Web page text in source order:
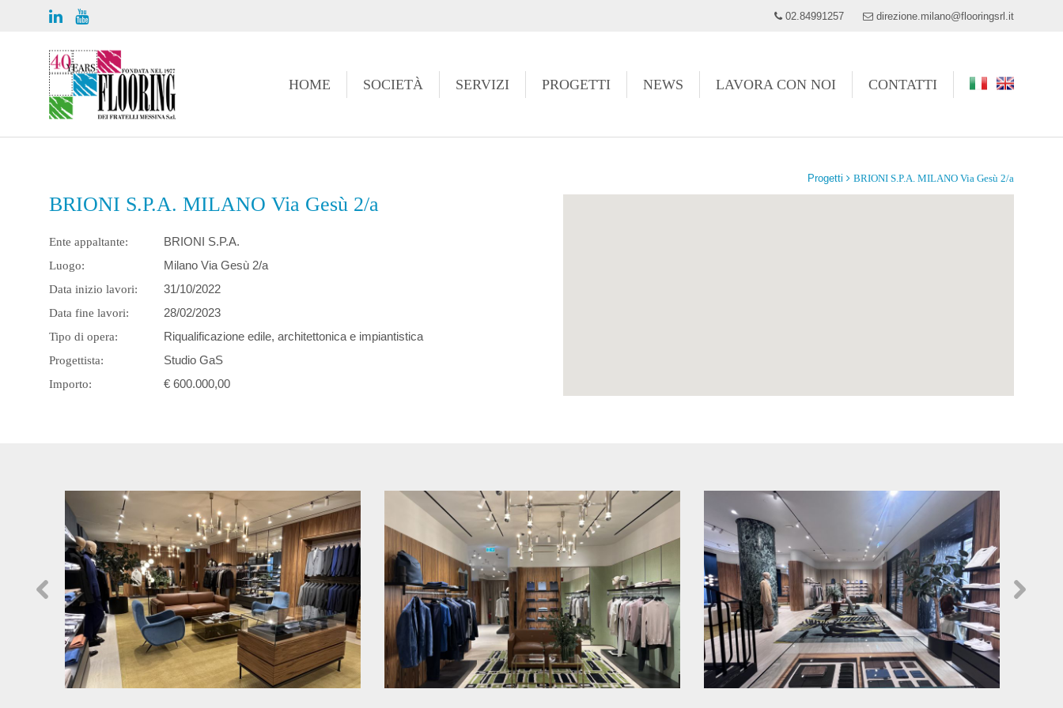
02.84991257 direzione.milano@flooringsrl.it
HOME SOCIETÀ SERVIZI PROGETTI NEWS LAVORA CON NOI CONTATTI
Progetti BRIONI S.P.A. MILANO Via Gesù 2/a
BRIONI S.P.A. MILANO Via Gesù 2/a
Ente appaltante: BRIONI S.P.A.
Luogo: Milano Via Gesù 2/a
Data inizio lavori: 31/10/2022
Data fine lavori: 28/02/2023
Tipo di opera: Riqualificazione edile, architettonica e impiantistica
Progettista: Studio GaS
Importo: € 600.000,00